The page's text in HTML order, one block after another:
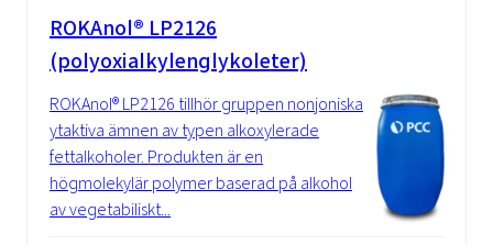
ROKAnol® LP2126
(polyoxialkylenglykoleter)
ROKAnol® LP2126 tillhör gruppen nonjoniska
ytaktiva ämnen av typen alkoxylerade
fettalkoholer. Produkten är en
högmolekylär polymer baserad på alkohol
av vegetabiliskt...